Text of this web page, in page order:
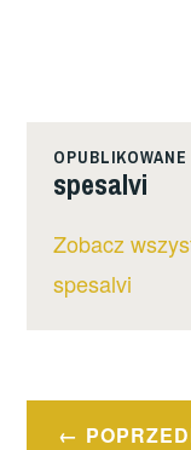
OPUBLIKOWANE
spesalvi
Zobacz
spesalvi
Nawigacja